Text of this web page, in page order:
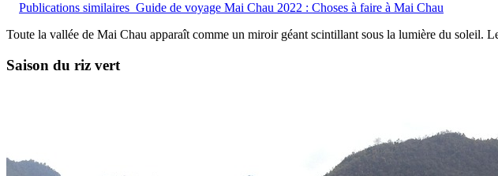
Publications similaires Guide de voyage Mai Chau 2022 : Choses à faire à Mai Chau
Toute la vallée de Mai Chau apparaît comme un miroir géant scintillant sous la lumière du soleil.
Saison du riz vert